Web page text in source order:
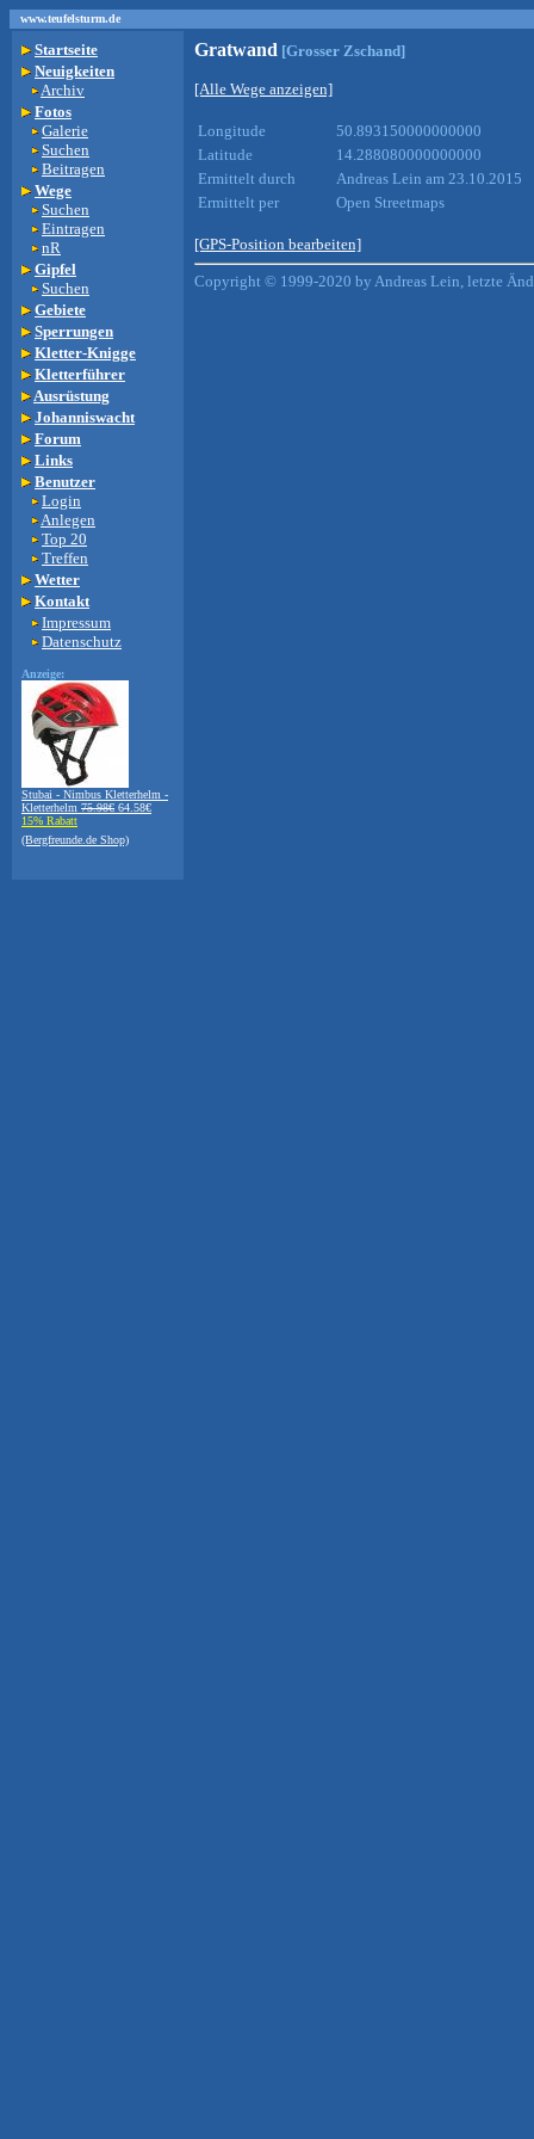
www.teufelsturm.de
Startseite
Neuigkeiten
Archiv
Fotos
Galerie
Suchen
Beitragen
Wege
Suchen
Eintragen
nR
Gipfel
Suchen
Gebiete
Sperrungen
Kletter-Knigge
Kletterführer
Ausrüstung
Johanniswacht
Forum
Links
Benutzer
Login
Anlegen
Top 20
Treffen
Wetter
Kontakt
Impressum
Datenschutz
Anzeige:
Stubai - Nimbus Kletterhelm -
Kletterhelm 75.98€ 64.58€
15% Rabatt
(Bergfreunde.de Shop)
Gratwand [Grosser Zschand]
[Alle Wege anzeigen]
Longitude
50.893150000000000
Latitude
14.288080000000000
Ermittelt durch
Andreas Lein am 23.10.2015
Ermittelt per
Open Streetmaps
[GPS-Position bearbeiten]
Copyright © 1999-2020 by Andreas Lein, letzte